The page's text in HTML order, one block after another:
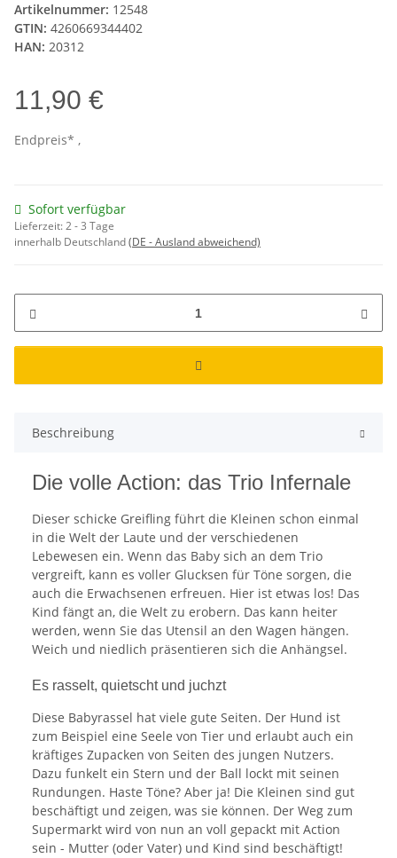
Artikelnummer: 12548
GTIN: 4260669344402
HAN: 20312
11,90 €
Endpreis* ,
Sofort verfügbar
Lieferzeit:2 - 3 Tage
innerhalb Deutschland(DE - Ausland abweichend)
Beschreibung
Die volle Action: das Trio Infernale
Dieser schicke Greifling führt die Kleinen schon einmal
in die Welt der Laute und der verschiedenen
Lebewesen ein. Wenn das Baby sich an dem Trio
vergreift, kann es voller Glucksen für Töne sorgen, die
auch die Erwachsenen erfreuen. Hier ist etwas los! Das
Kind fängt an, die Welt zu erobern. Das kann heiter
werden, wenn Sie das Utensil an den Wagen hängen.
Weich und niedlich präsentieren sich die Anhängsel.
Es rasselt, quietscht und juchzt
Diese Babyrassel hat viele gute Seiten. Der Hund ist
zum Beispiel eine Seele von Tier und erlaubt auch ein
kräftiges Zupacken von Seiten des jungen Nutzers.
Dazu funkelt ein Stern und der Ball lockt mit seinen
Rundungen. Haste Töne? Aber ja! Die Kleinen sind gut
beschäftigt und zeigen, was sie können. Der Weg zum
Supermarkt wird von nun an voll gepackt mit Action
sein - Mutter (oder Vater) und Kind sind beschäftigt!